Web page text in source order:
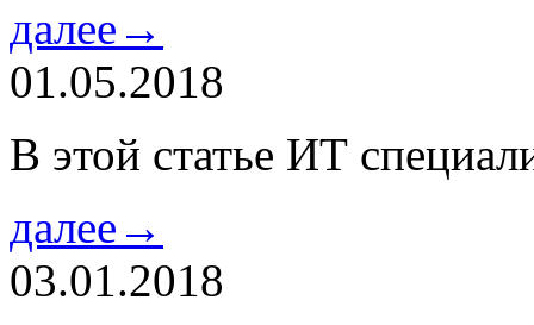
далее→
01.05.2018
В этой статье ИТ
далее→
03.01.2018